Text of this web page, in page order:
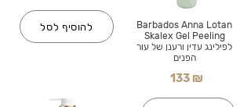
להוסיף לסל
Barbados Anna Lotan
Skalex Gel Peeling
לפילינג עדין ורענן של עור
הפנים
133 ₪